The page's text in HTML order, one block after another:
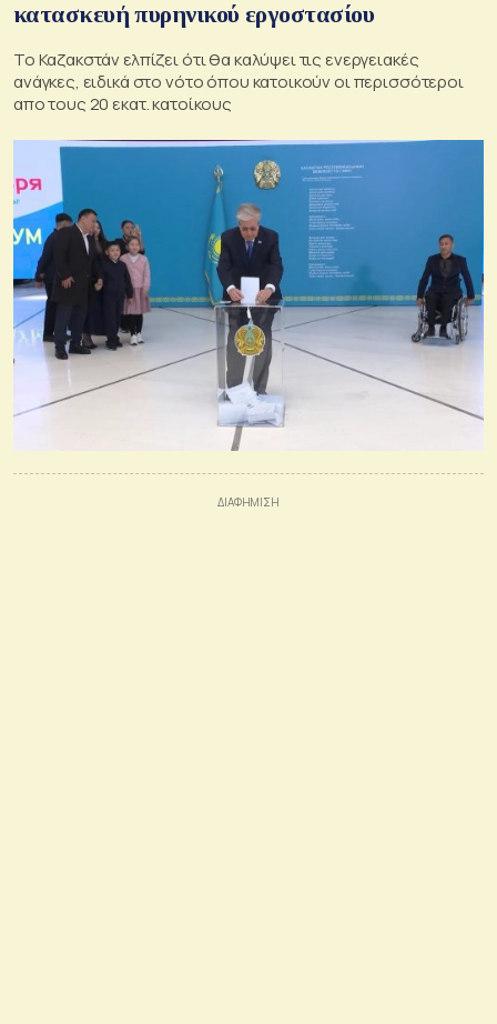
κατασκευή πυρηνικού εργοστασίου
Το Καζακστάν ελπίζει ότι θα καλύψει τις ενεργειακές
ανάγκες, ειδικά στο νότο όπου κατοικούν οι περισσότεροι
απο τους 20 εκατ. κατοίκους